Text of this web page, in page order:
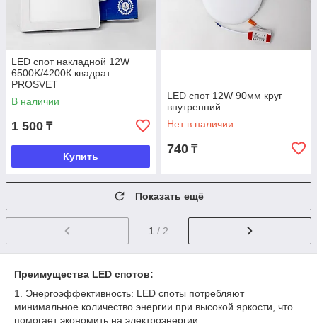
LED спот накладной 12W
6500K/4200К квадрат
PROSVET
В наличии
1 500 ₸
Купить
LED спот 12W 90мм круг
внутренний
Нет в наличии
740 ₸
Показать ещё
1 / 2
Преимущества LED спотов:
1. Энергоэффективность: LED споты потребляют
минимальное количество энергии при высокой яркости, что
помогает экономить на электроэнергии.